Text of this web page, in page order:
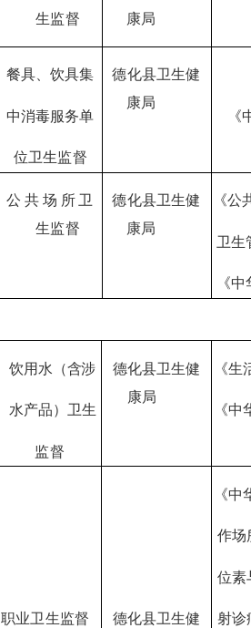
生监督
康局
餐具、饮具集
中消毒服务单
位卫生监督
德化县卫生健
康局
公共场所卫
生监督
德化县卫生健
康局
《
卫生
《
饮用水 （含涉
水产品） 卫生
监督
德化县卫生健
康局
《
《中
职业卫生监督
德化县卫生健
《
作场
位素
射诊